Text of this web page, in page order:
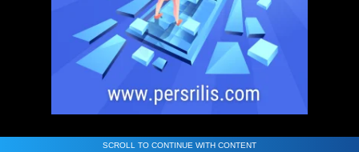
SCROLL TO CONTINUE WITH CONTENT